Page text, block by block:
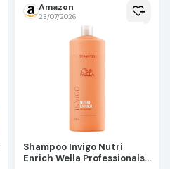
Amazon
23/07/2026 heart_plus
Shampoo Invigo Nutri
Enrich Wella Professionals